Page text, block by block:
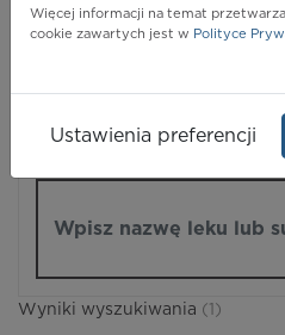
Wyniki wyszukiwania (1)
Więcej informacji na temat
cookie zawartych jest w Polityce
Ustawienia preferencji